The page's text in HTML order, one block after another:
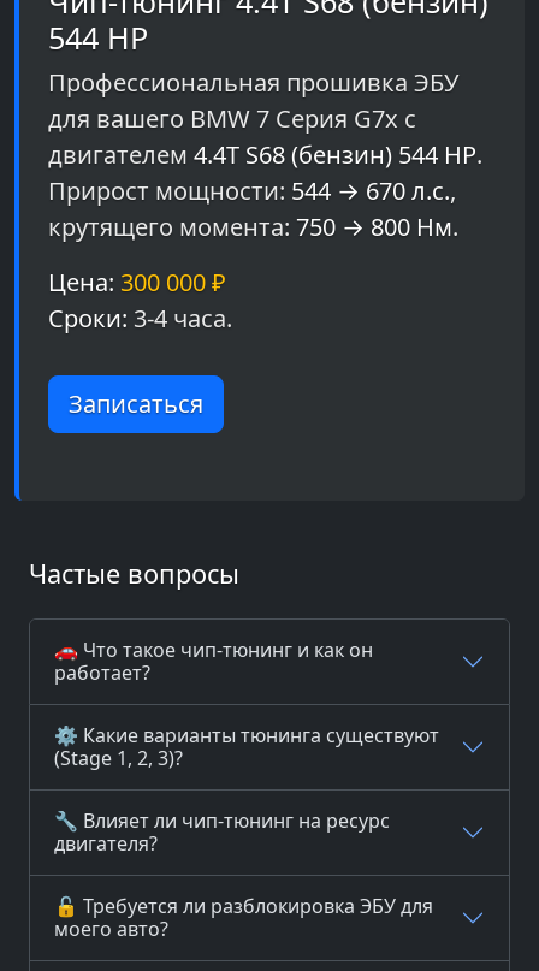
544 HP
Профессиональная прошивка ЭБУ
для вашего BMW 7 Серия G7x с
двигателем 4.4T S68 (бензин) 544 HP.
Прирост мощности: 544 → 670 л.с.,
крутящего момента: 750 → 800 Нм.
Цена: 300 000 ₽
Сроки: 3-4 часа.
Записаться
Частые вопросы
🚗 Что такое чип-тюнинг и как он
работает?
⚙️ Какие варианты тюнинга существуют
(Stage 1, 2, 3)?
🔧 Влияет ли чип-тюнинг на ресурс
двигателя?
🔓 Требуется ли разблокировка ЭБУ для
моего авто?